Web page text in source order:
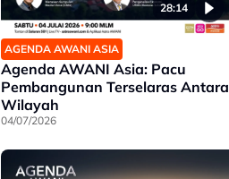
28:14
AGENDA AWANI ASIA
Agenda AWANI Asia: Pacu
Pembangunan Terselaras Antara
Wilayah
04/07/2026